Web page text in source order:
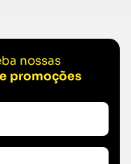
nossas
promoções